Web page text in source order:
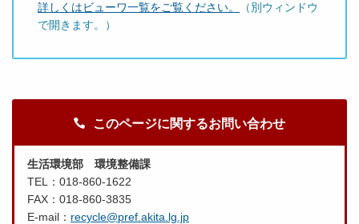
詳しくはビューワ一覧をご覧ください。
（別ウィンドウ
で開きます。）
このページに関するお問い合わせ
生活環境部 環境整備課
TEL：018-860-1622
FAX：018-860-3835
E-mail： recycle@pref.akita.lg.jp